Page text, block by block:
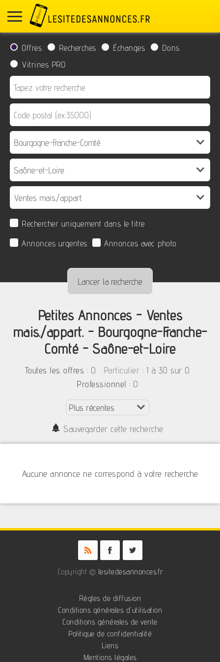
Offres Recherches Échanges
Dons
Vitrines PRO
Rechercher uniquement dans le titre
Annonces urgentes
Annonces avec photo
Petites Annonces - Ventes
mais./appart. - Bourgogne-Franche-
Comté - Saône-et-Loire
Toutes les offres : 0 Particulier : 1 à 30 sur 0
Professionnel : 0
Sauvegarder cette recherche
Aucune annonce ne correspond à votre recherche
Copyright © lesitedesannonces.fr
Règles de diffusion
Conditions générales d'utilisation
Conditions générales de vente
Politique de confidentialité
Liens
Mentions légales